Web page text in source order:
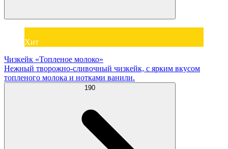
Хит
Чизкейк «Топленое молоко»
Нежный творожно-сливочный чизкейк, с ярким вкусом
топленого молока и нотками ванили.
190